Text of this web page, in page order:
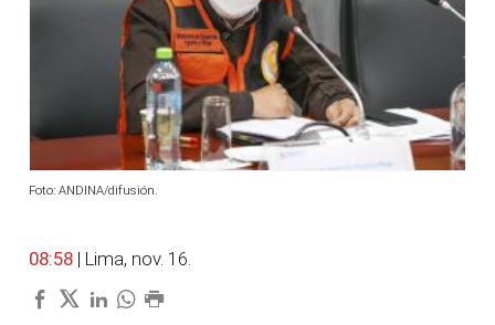
Foto: ANDINA/difusión.
08:58 | Lima, nov. 16.